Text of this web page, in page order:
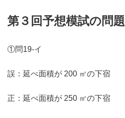
第３回予想模試の問題
①問19-イ
誤：延べ面積が 200 ㎡の下宿
正：延べ面積が 250 ㎡の下宿